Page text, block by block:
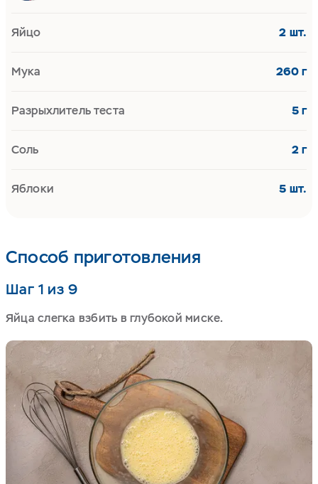
Способ приготовления
Шаг 1 из 9
Яйца слегка взбить в глубокой миске.
Яйцо 2 шт.
Мука 260 г
Разрыхлитель теста 5 г
Соль 2 г
Яблоки 5 шт.